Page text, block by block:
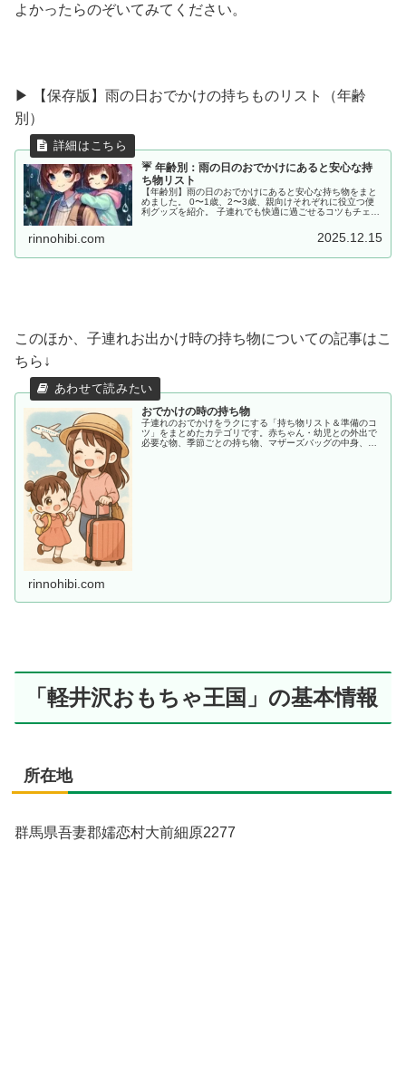
よかったらのぞいてみてください。
▶ 【保存版】雨の日おでかけの持ちものリスト（年齢
別）
☔ 年齢別：雨の日のおでかけにあると安心な持
ち物リスト
【年齢別】雨の日のおでかけにあると安心な持ち物をまと
めました。 0〜1歳、2〜3歳、親向けそれぞれに役立つ便
利グッズを紹介。 子連れでも快適に過ごせるコツもチェッ
rinnohibi.com 2025.12.15
このほか、子連れお出かけ時の持ち物についての記事はこ
ちら↓
おでかけの時の持ち物
子連れのおでかけをラクにする「持ち物リスト＆準備のコ
ツ」をまとめたカテゴリです。赤ちゃん・幼児との外出で
必要な物、季節ごとの持ち物、マザーズバッグの中身、あ
rinnohibi.com
「軽井沢おもちゃ王国」の基本情報
所在地
群馬県吾妻郡嬬恋村大前細原2277